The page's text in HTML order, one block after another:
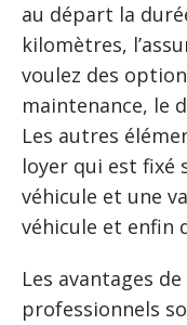
au départ la
kilomètres,
voulez des
maintenance, le
Les autres
loyer qui est fixé
véhicule et une
véhicule et enfin
Les avantages
professionnels